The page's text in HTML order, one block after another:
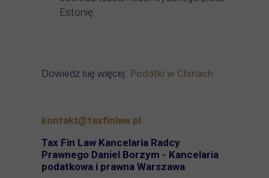
Estonię.
Dowiedz się więcej: Podatki w Chinach
kontakt@taxfinlaw.pl
Tax Fin Law Kancelaria Radcy
Prawnego Daniel Borzym - Kancelaria
podatkowa i prawna Warszawa